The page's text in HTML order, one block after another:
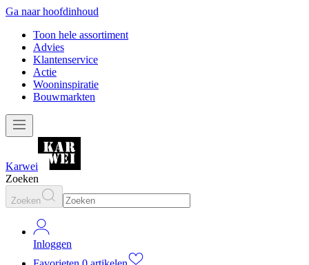
Ga naar hoofdinhoud
Toon hele assortiment
Advies
Klantenservice
Actie
Wooninspiratie
Bouwmarkten
Karwei
Zoeken
Zoeken
Inloggen